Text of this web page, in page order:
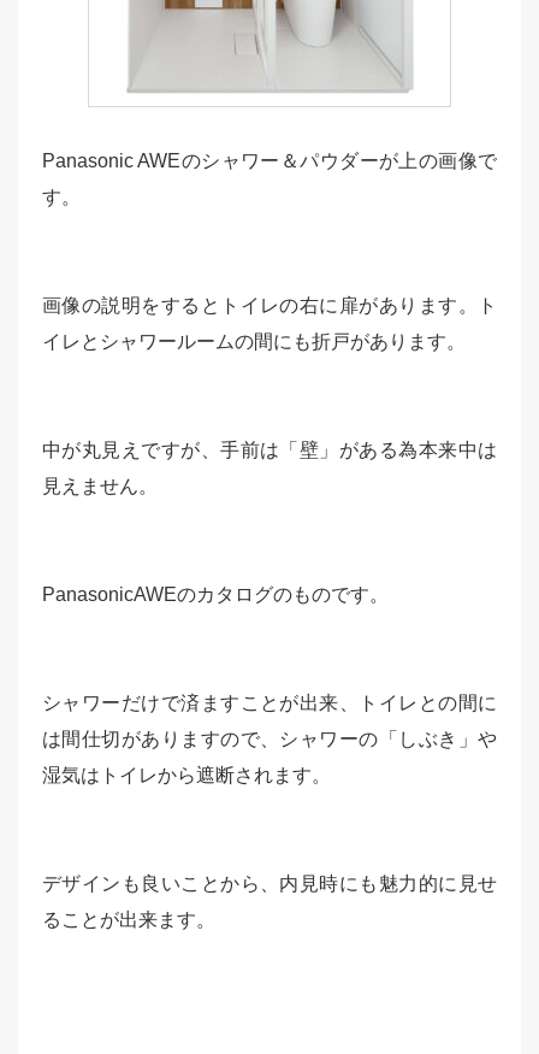
Panasonic AWEのシャワー＆パウダーが上の画像で
す。
画像の説明をするとトイレの右に扉があります。ト
イレとシャワールームの間にも折戸があります。
中が丸見えですが、手前は「壁」がある為本来中は
見えません。
PanasonicAWEのカタログのものです。
シャワーだけで済ますことが出来、トイレとの間に
は間仕切がありますので、シャワーの「しぶき」や
湿気はトイレから遮断されます。
デザインも良いことから、内見時にも魅力的に見せ
ることが出来ます。